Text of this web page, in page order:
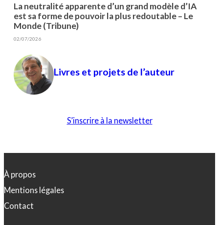
La neutralité apparente d’un grand modèle d’IA
est sa forme de pouvoir la plus redoutable – Le
Monde (Tribune)
02/07/2026
Livres et projets de l’auteur
S’inscrire à la newsletter
À propos
Mentions légales
Contact